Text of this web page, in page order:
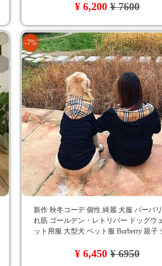
¥ 6,200¥ 7600
-7%
新作 秋冬コーデ 個性 綺麗 犬服 バーバ
れ筋 ゴールデン・レトリバー ドッグウ
ット用服 大型犬 ペット服 Burberry 親子
¥ 6,450¥ 6950